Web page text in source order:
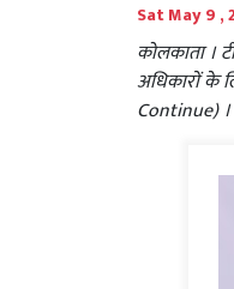
Sat May 9 ,
कोलकाता ।
अधिकारों के
Continue) ।